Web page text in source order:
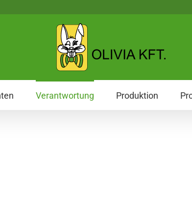
Verantwortung Produktion